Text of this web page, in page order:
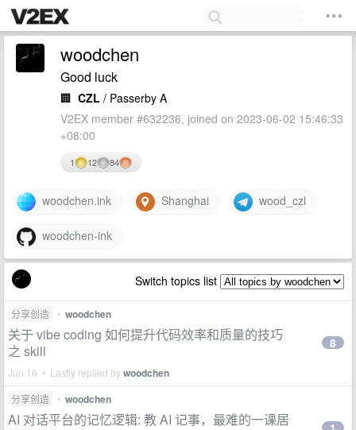
woodchen
Good luck
🏢 CZL / Passerby A
V2EX member #632236, joined on 2023-06-02 15:46:33
+08:00
1 12 84
woodchen.ink Shanghai wood_czl
woodchen-ink
Switch topics list
分享创造 • woodchen
关于 vibe coding 如何提升代码效率和质量的技巧
之 skill
Jun 16 • Lastly replied bywoodchen
8
分享创造 • woodchen
AI 对话平台的记忆逻辑: 教 AI 记事，最难的一课居